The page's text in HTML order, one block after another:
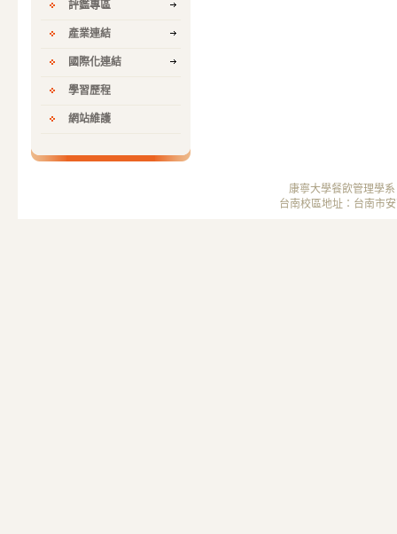
評鑑專區
產業連結
國際化連結
學習歷程
網站維護
康寧大學餐飲管理學
台南校區地址：台南市